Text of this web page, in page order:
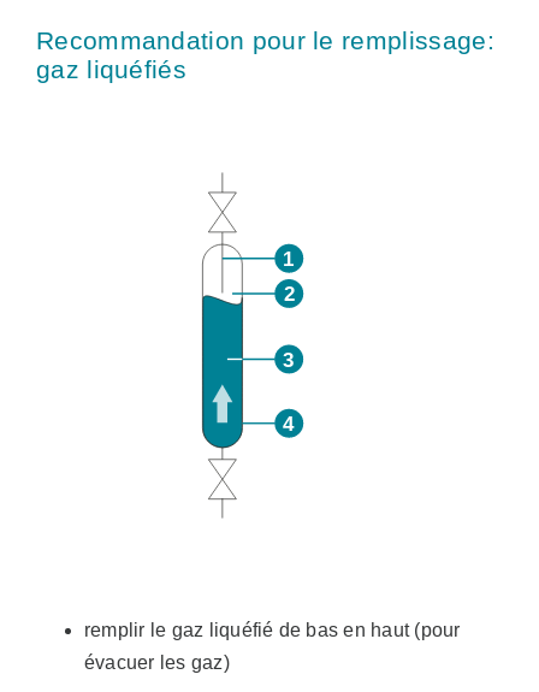
Recommandation pour le remplissage:
gaz liquéfiés
remplir le gaz liquéfié de bas en haut (pour
évacuer les gaz)